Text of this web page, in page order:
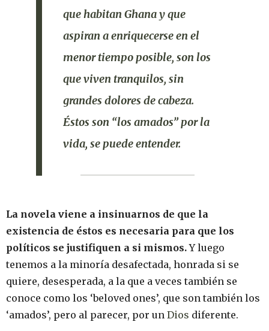
que habitan Ghana y que
aspiran a enriquecerse en el
menor tiempo posible, son los
que viven tranquilos, sin
grandes dolores de cabeza.
Éstos son “los amados” por la
vida, se puede entender.
La novela viene a insinuarnos de que la
existencia de éstos es necesaria para que los
políticos se justifiquen a si mismos.Y luego
tenemos a la minoría desafectada, honrada si se
quiere, desesperada, a la que a veces también se
conoce como los ‘beloved ones’, que son también los
‘amados’, pero al parecer, por un Dios diferente.